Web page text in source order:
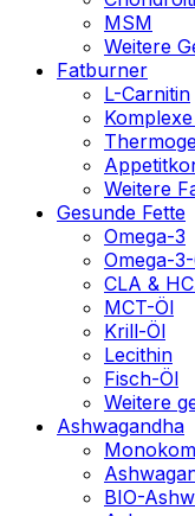
MSM
Weitere
Fatburner
L-Carnitin
Weitere
Gesunde Fette
Omega-3
Omega-
CLA &
MCT-Öl
Krill-Öl
Lecithin
Fisch-Öl
Weitere
Ashwagandha
BIO-